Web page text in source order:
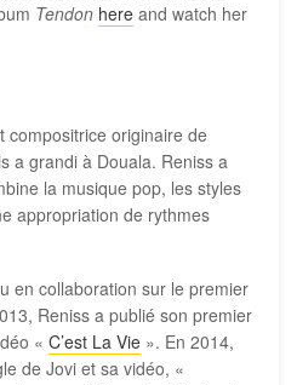
Tendon here and watch her
compositrice originaire de
a grandi à Douala. Reniss a
la musique pop, les styles
appropriation de rythmes
en collaboration sur le premier
Reniss a publié son premier
« C’est La Vie ». En 2014,
de Jovi et sa vidéo, «